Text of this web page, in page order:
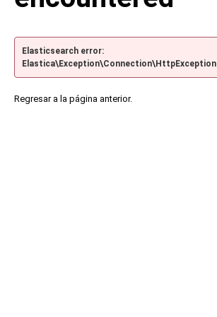
Elasticsearch error:
Elastica\Exception\Connection\HttpException
Regresar a la página anterior.